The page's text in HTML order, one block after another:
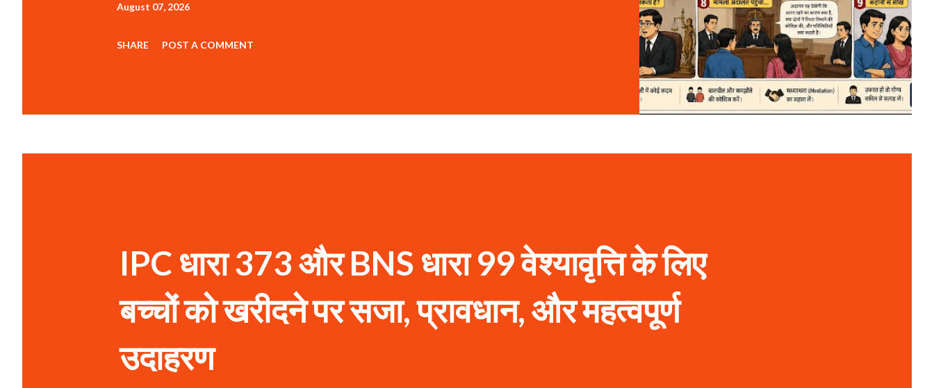
August 07, 2026
SHARE POST A COMMENT
IPC धारा 373 और BNS धारा 99 वेश्यावृत्ति के लिए
बच्चों को खरीदने पर सजा, प्रावधान, और महत्वपूर्ण
उदाहरण